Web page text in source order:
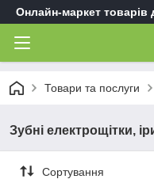
Онлайн-маркет
Товари та послуги
Зубні електрощітки,
Сортування